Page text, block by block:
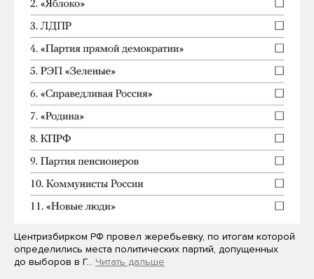
Центризбирком РФ провел жеребьевку, по итогам которой
определились места политических партий, допущенных
до выборов в Г… Читать дальше